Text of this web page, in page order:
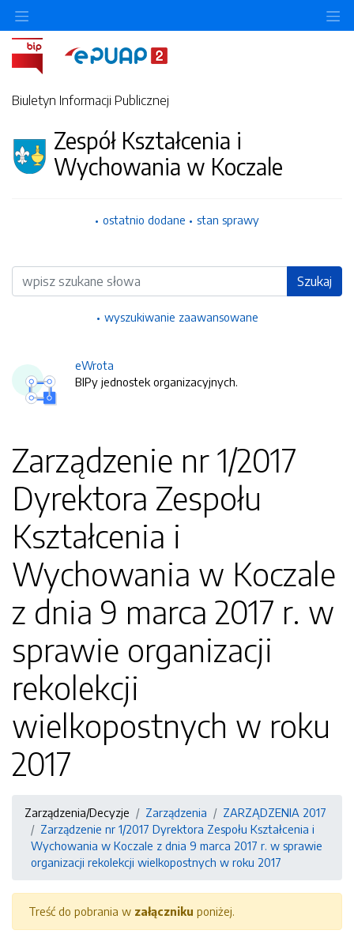
Biuletyn Informacji Publicznej
Zespół Kształcenia i
Wychowania w Koczale
ostatnio dodane stan sprawy
Wyszukiwarka Szukaj
wyszukiwanie zaawansowane
eWrota
BIPy jednostek organizacyjnych.
Zarządzenie nr 1/2017
Dyrektora Zespołu
Kształcenia i
Wychowania w Koczale
z dnia 9 marca 2017 r. w
sprawie organizacji
rekolekcji
wielkopostnych w roku
2017
Zarządzenia/Decyzje Zarządzenia
ZARZĄDZENIA 2017
Zarządzenie nr 1/2017 Dyrektora Zespołu Kształcenia i
Wychowania w Koczale z dnia 9 marca 2017 r. w sprawie
organizacji rekolekcji wielkopostnych w roku 2017
Treść do pobrania w załączniku poniżej.